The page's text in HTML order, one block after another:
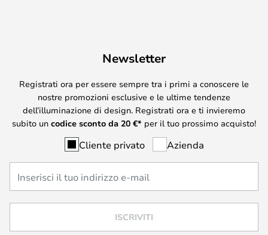
Newsletter
Registrati ora per essere sempre tra i primi a conoscere le
nostre promozioni esclusive e le ultime tendenze
dell’illuminazione di design. Registrati ora e ti invieremo
subito un codice sconto da 20 €* per il tuo prossimo acquisto!
Cliente privato Azienda
ISCRIVITI